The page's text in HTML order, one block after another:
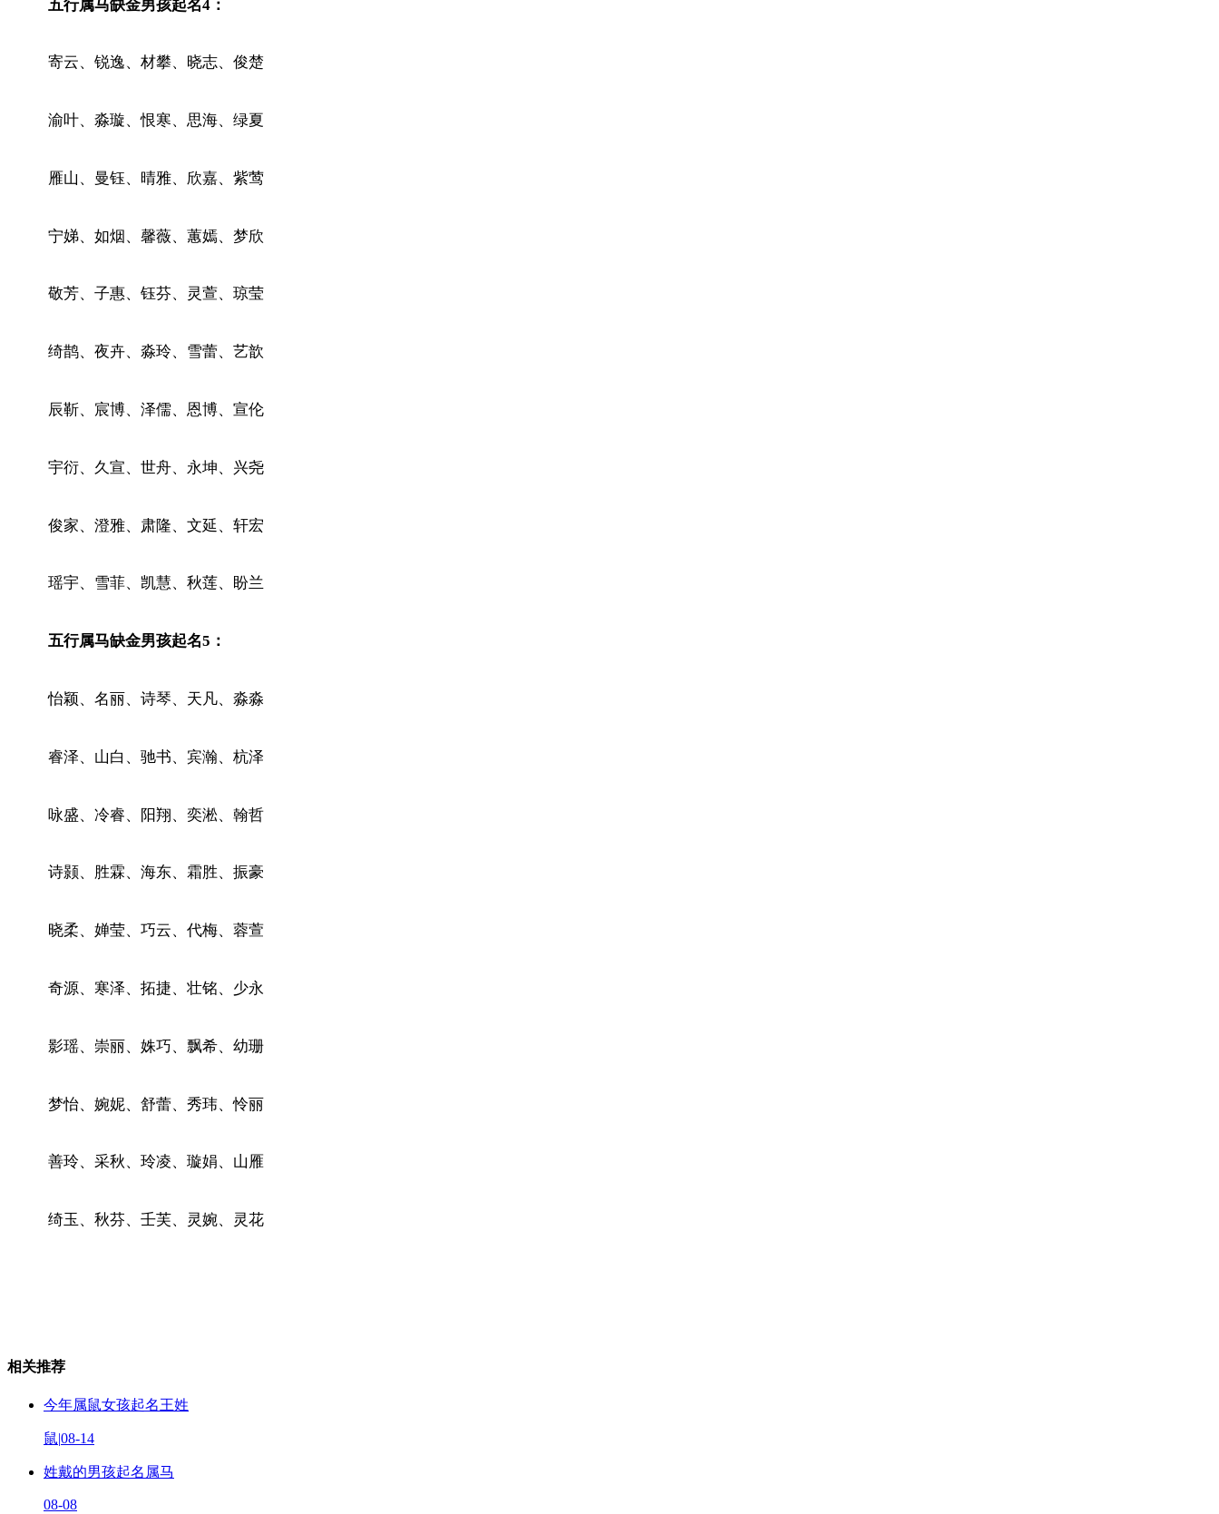
五行属马缺金男孩起名4：
寄云、锐逸、材攀、晓志、俊楚
渝叶、淼璇、恨寒、思海、绿夏
雁山、曼钰、晴雅、欣嘉、紫莺
宁娣、如烟、馨薇、蕙嫣、梦欣
敬芳、子惠、钰芬、灵萱、琼莹
绮鹊、夜卉、淼玲、雪蕾、艺歆
辰靳、宸博、泽儒、恩博、宣伦
宇衍、久宣、世舟、永坤、兴尧
俊家、澄雅、肃隆、文延、轩宏
瑶宇、雪菲、凯慧、秋莲、盼兰
五行属马缺金男孩起名5：
怡颖、名丽、诗琴、天凡、淼淼
睿泽、山白、驰书、宾瀚、杭泽
咏盛、冷睿、阳翔、奕淞、翰哲
诗颢、胜霖、海东、霜胜、振豪
晓柔、婵莹、巧云、代梅、蓉萱
奇源、寒泽、拓捷、壮铭、少永
影瑶、崇丽、姝巧、飘希、幼珊
梦怡、婉妮、舒蕾、秀玮、怜丽
善玲、采秋、玲凌、璇娟、山雁
绮玉、秋芬、壬芙、灵婉、灵花
相关推荐
今年属鼠女孩起名王姓
鼠|08-14
姓戴的男孩起名属马
08-08